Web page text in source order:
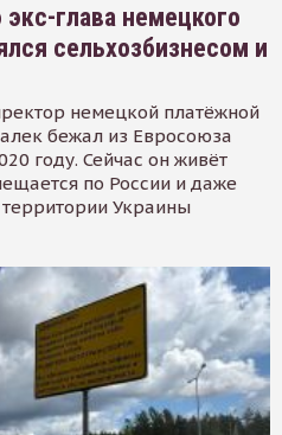
глава немецкого
сельхозбизнесом и
немецкой платёжной
бежал из Евросоюза
году. Сейчас он живёт
по России и даже
Украины